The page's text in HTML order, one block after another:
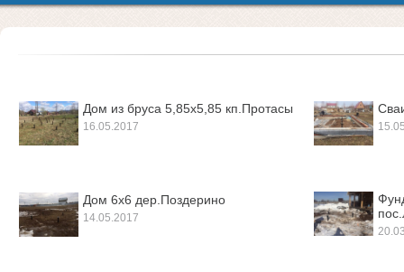
Дом из бруса 5,85х5,85 кп.Протасы
16.05.2017
Дом 6х6 дер.Поздерино
14.05.2017